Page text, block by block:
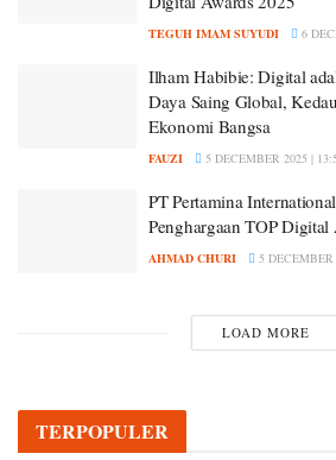
TEGUH IMAM SUYUDI 6
Ilham Habibie: Digital
Daya Saing Global,
Ekonomi Bangsa
FAUZI 5 DECEMBER 2025 |
PT Pertamina
Penghargaan TOP
AHMAD CHURI 5
LOAD MORE
TERPOPULER